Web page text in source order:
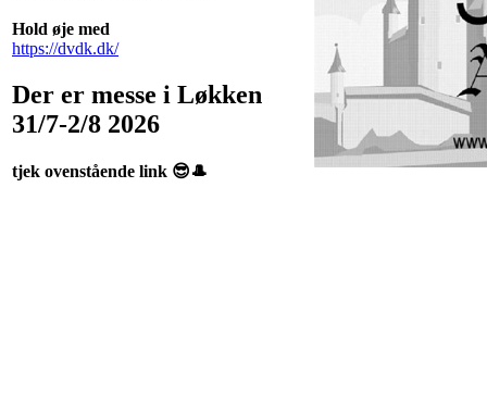
Hold øje med
https://dvdk.dk/
Der er messe i Løkken
31/7-2/8 2026
tjek ovenstående link 😎🎩